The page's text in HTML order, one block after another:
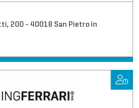
200 - 40018 San Pietro in